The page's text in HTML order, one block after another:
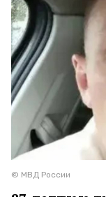
© МВД России